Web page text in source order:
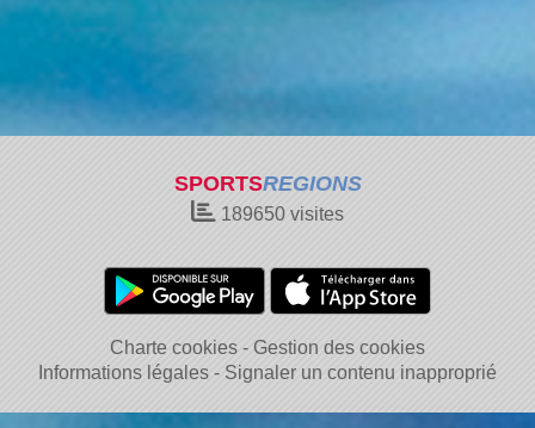
SPORTSREGIONS
189650 visites
Charte cookies
Gestion des cookies
Informations légales
Signaler un contenu inapproprié